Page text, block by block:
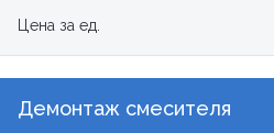
Цена за ед.
Демонтаж смесителя